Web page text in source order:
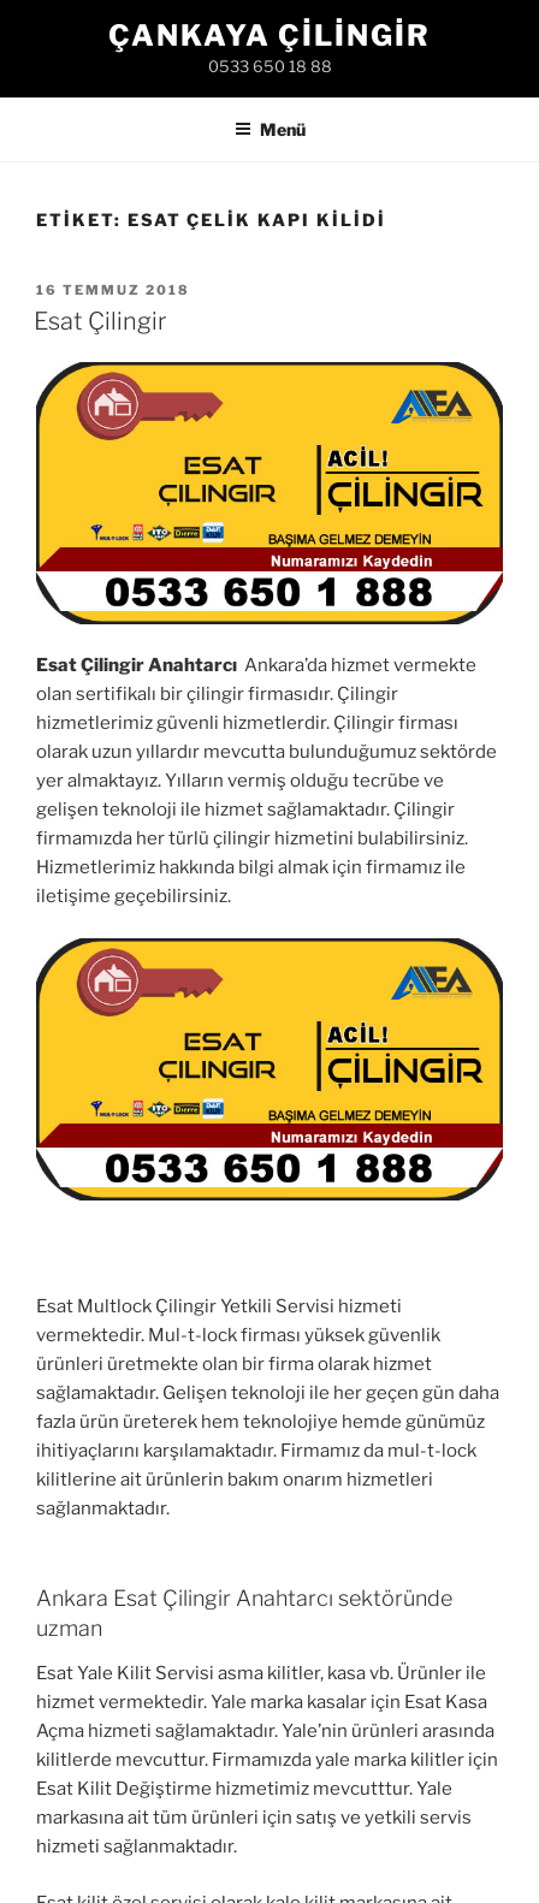
ÇANKAYA ÇILINGIR
0533 650 18 88
Menü
ETIKET: ESAT ÇELIK KAPI KILIDI
YAYIM
TARIHI
16 TEMMUZ 2018
Esat Çilingir
Esat Çilingir Anahtarcı Ankara’da hizmet vermekte
olan sertifikalı bir çilingir firmasıdır. Çilingir
hizmetlerimiz güvenli hizmetlerdir. Çilingir firması
olarak uzun yıllardır mevcutta bulunduğumuz sektörde
yer almaktayız. Yılların vermiş olduğu tecrübe ve
gelişen teknoloji ile hizmet sağlamaktadır. Çilingir
firmamızda her türlü çilingir hizmetini bulabilirsiniz.
Hizmetlerimiz hakkında bilgi almak için firmamız ile
iletişime geçebilirsiniz.
Esat Multlock Çilingir Yetkili Servisi hizmeti
vermektedir. Mul-t-lock firması yüksek güvenlik
ürünleri üretmekte olan bir firma olarak hizmet
sağlamaktadır. Gelişen teknoloji ile her geçen gün daha
fazla ürün üreterek hem teknolojiye hemde günümüz
ihitiyaçlarını karşılamaktadır. Firmamız da mul-t-lock
kilitlerine ait ürünlerin bakım onarım hizmetleri
sağlanmaktadır.
Ankara Esat Çilingir Anahtarcı sektöründe
uzman
Esat Yale Kilit Servisi asma kilitler, kasa vb. Ürünler ile
hizmet vermektedir. Yale marka kasalar için Esat Kasa
Açma hizmeti sağlamaktadır. Yale’nin ürünleri arasında
kilitlerde mevcuttur. Firmamızda yale marka kilitler için
Esat Kilit Değiştirme hizmetimiz mevcutttur. Yale
markasına ait tüm ürünleri için satış ve yetkili servis
hizmeti sağlanmaktadır.